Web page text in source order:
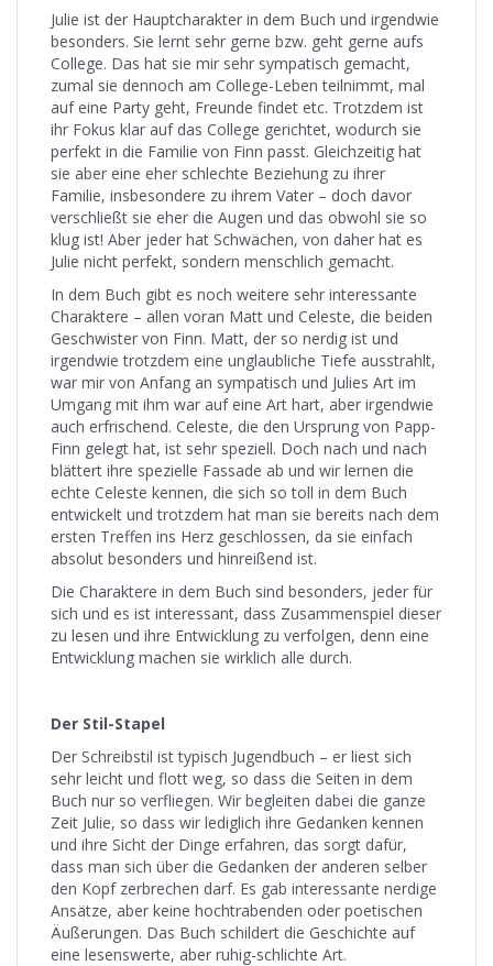
Julie ist der Hauptcharakter in dem Buch und irgendwie
besonders. Sie lernt sehr gerne bzw. geht gerne aufs
College. Das hat sie mir sehr sympatisch gemacht,
zumal sie dennoch am College-Leben teilnimmt, mal
auf eine Party geht, Freunde findet etc. Trotzdem ist
ihr Fokus klar auf das College gerichtet, wodurch sie
perfekt in die Familie von Finn passt. Gleichzeitig hat
sie aber eine eher schlechte Beziehung zu ihrer
Familie, insbesondere zu ihrem Vater – doch davor
verschließt sie eher die Augen und das obwohl sie so
klug ist! Aber jeder hat Schwächen, von daher hat es
Julie nicht perfekt, sondern menschlich gemacht.
In dem Buch gibt es noch weitere sehr interessante
Charaktere – allen voran Matt und Celeste, die beiden
Geschwister von Finn. Matt, der so nerdig ist und
irgendwie trotzdem eine unglaubliche Tiefe ausstrahlt,
war mir von Anfang an sympatisch und Julies Art im
Umgang mit ihm war auf eine Art hart, aber irgendwie
auch erfrischend. Celeste, die den Ursprung von Papp-
Finn gelegt hat, ist sehr speziell. Doch nach und nach
blättert ihre spezielle Fassade ab und wir lernen die
echte Celeste kennen, die sich so toll in dem Buch
entwickelt und trotzdem hat man sie bereits nach dem
ersten Treffen ins Herz geschlossen, da sie einfach
absolut besonders und hinreißend ist.
Die Charaktere in dem Buch sind besonders, jeder für
sich und es ist interessant, dass Zusammenspiel dieser
zu lesen und ihre Entwicklung zu verfolgen, denn eine
Entwicklung machen sie wirklich alle durch.
Der Stil-Stapel
Der Schreibstil ist typisch Jugendbuch – er liest sich
sehr leicht und flott weg, so dass die Seiten in dem
Buch nur so verfliegen. Wir begleiten dabei die ganze
Zeit Julie, so dass wir lediglich ihre Gedanken kennen
und ihre Sicht der Dinge erfahren, das sorgt dafür,
dass man sich über die Gedanken der anderen selber
den Kopf zerbrechen darf. Es gab interessante nerdige
Ansätze, aber keine hochtrabenden oder poetischen
Äußerungen. Das Buch schildert die Geschichte auf
eine lesenswerte, aber ruhig-schlichte Art.